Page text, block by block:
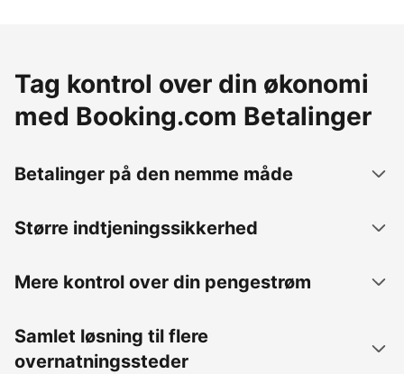
Tag kontrol over din økonomi
med Booking.com Betalinger
Betalinger på den nemme måde
Større indtjeningssikkerhed
Mere kontrol over din pengestrøm
Samlet løsning til flere
overnatningssteder